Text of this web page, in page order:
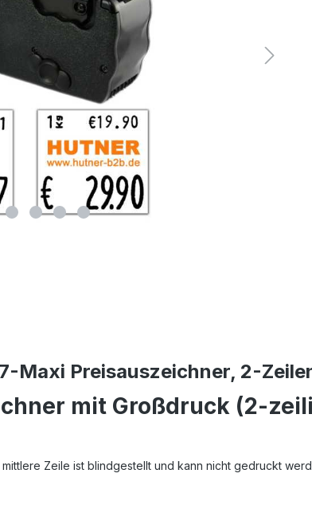
Preisauszeichner, 2-
mit Großdruck (2-
Zeile ist blindgestellt und kann nicht gedruckt